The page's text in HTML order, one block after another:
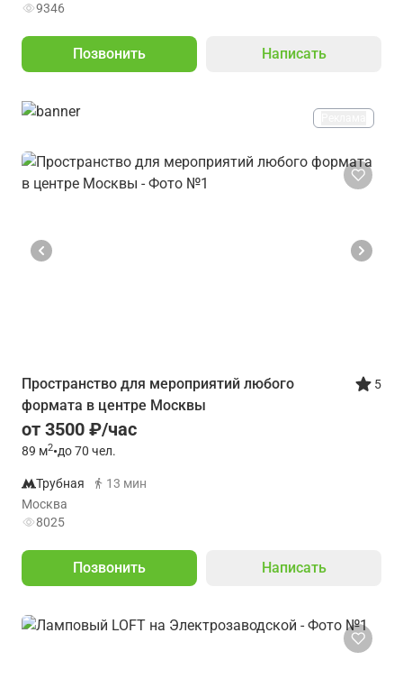
9346
Позвонить Написать
Пространство для мероприятий любого
формата в центре Москвы
от 3500 ₽/час
89 м2•до 70 чел.
5
Трубная
13 мин
Москва
8025
Позвонить Написать